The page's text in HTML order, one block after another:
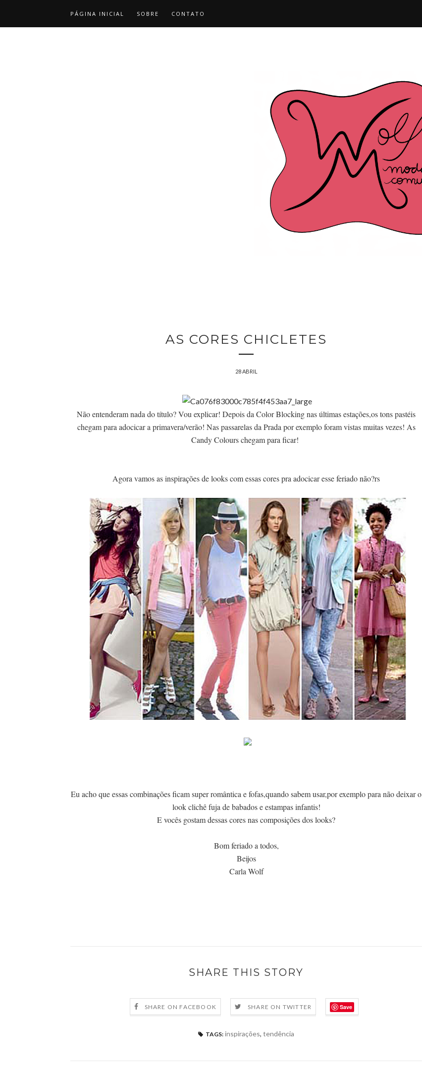
PÁGINA INICIAL SOBRE CONTATO
AS CORES CHICLETES
28 ABRIL
Não entenderam nada do título? Vou explicar! Depois da Color Blocking nas últimas estações,os tons pastéis
chegam para adocicar a primavera/verão! Nas passarelas da Prada por exemplo foram vistas muitas vezes! As
Candy Colours chegam para ficar!
Agora vamos as inspirações de looks com essas cores pra adocicar esse feriado não?rs
Eu acho que essas combinações ficam super romântica e fofas,quando sabem usar,por exemplo para não deixar o
look clichê fuja de babados e estampas infantis!
E vocês gostam dessas cores nas composições dos looks?
Bom feriado a todos,
Beijos
Carla Wolf
SHARE THIS STORY
SHARE ON FACEBOOK SHARE ON TWITTER Save
TAGS: inspirações, tendência